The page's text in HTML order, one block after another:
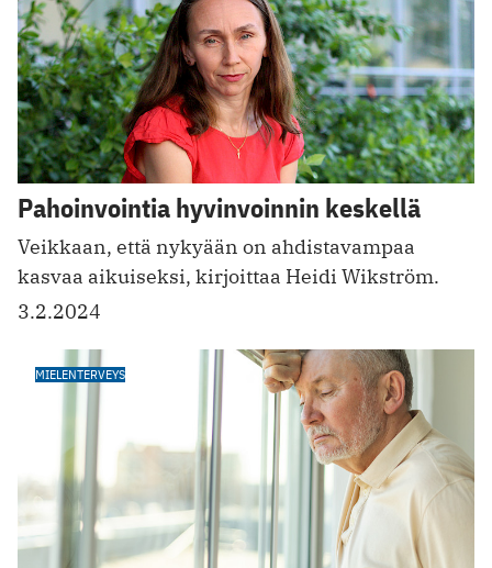
Pahoinvointia hyvinvoinnin keskellä
Veikkaan, että nykyään on ahdistavampaa
kasvaa aikuiseksi, kirjoittaa Heidi Wikström.
3.2.2024
MIELENTERVEYS